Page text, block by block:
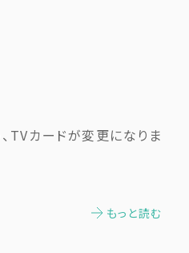
TVカードが変更になりま
もっと読む